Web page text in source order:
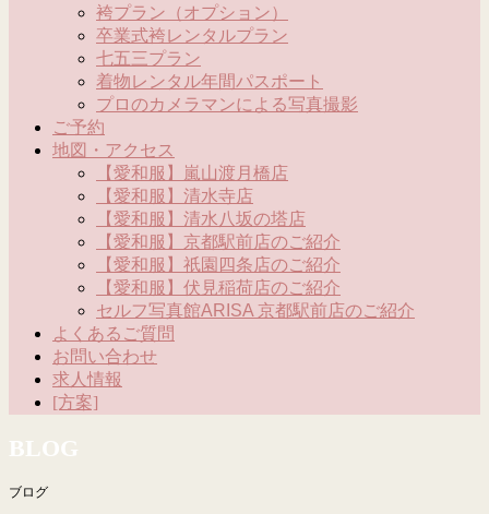
袴プラン（オプション）
卒業式袴レンタルプラン
七五三プラン
着物レンタル年間パスポート
プロのカメラマンによる写真撮影
ご予約
地図・アクセス
【愛和服】嵐山渡月橋店
【愛和服】清水寺店
【愛和服】清水八坂の塔店
【愛和服】京都駅前店のご紹介
【愛和服】祇園四条店のご紹介
【愛和服】伏見稲荷店のご紹介
セルフ写真館ARISA 京都駅前店のご紹介
よくあるご質問
お問い合わせ
求人情報
[方案]
BLOG
ブログ